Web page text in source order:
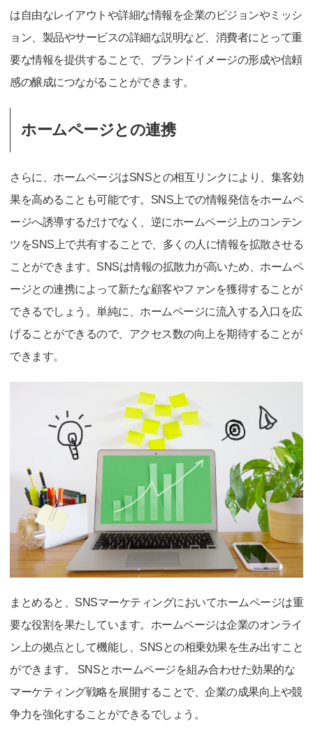
は自由なレイアウトや詳細な情報を企業のビジョンやミッシ
ョン、製品やサービスの詳細な説明など、消費者にとって重
要な情報を提供することで、ブランドイメージの形成や信頼
感の醸成につながることができます。
ホームページとの連携
さらに、ホームページはSNSとの相互リンクにより、集客効
果を高めることも可能です。SNS上での情報発信をホームペ
ージへ誘導するだけでなく、逆にホームページ上のコンテン
ツをSNS上で共有することで、多くの人に情報を拡散させる
ことができます。SNSは情報の拡散力が高いため、ホームペ
ージとの連携によって新たな顧客やファンを獲得することが
できるでしょう。単純に、ホームページに流入する入口を広
げることができるので、アクセス数の向上を期待することが
できます。
まとめると、SNSマーケティングにおいてホームページは重
要な役割を果たしています。ホームページは企業のオンライ
ン上の拠点として機能し、SNSとの相乗効果を生み出すこと
ができます。 SNSとホームページを組み合わせた効果的な
マーケティング戦略を展開することで、企業の成果向上や競
争力を強化することができるでしょう。